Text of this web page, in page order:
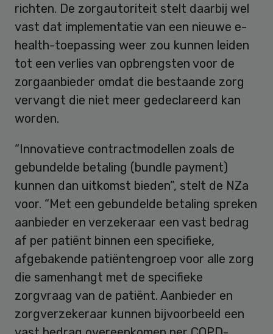
richten. De zorgautoriteit stelt daarbij wel
vast dat implementatie van een nieuwe e-
health-toepassing weer zou kunnen leiden
tot een verlies van opbrengsten voor de
zorgaanbieder omdat die bestaande zorg
vervangt die niet meer gedeclareerd kan
worden.
“Innovatieve contractmodellen zoals de
gebundelde betaling (bundle payment)
kunnen dan uitkomst bieden”, stelt de NZa
voor. “Met een gebundelde betaling spreken
aanbieder en verzekeraar een vast bedrag
af per patiënt binnen een specifieke,
afgebakende patiëntengroep voor alle zorg
die samenhangt met de specifieke
zorgvraag van de patiënt. Aanbieder en
zorgverzekeraar kunnen bijvoorbeeld een